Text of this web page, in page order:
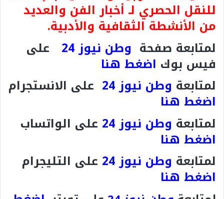
للنقل الحصري لـ أخبار الفن والعديد
من الأنشطة الثقافية والأدبية.
لمتابعة صفحة وطن نيوز 24 على
فيس بوك اضغط هنا
لمتابعة وطن نيوز 24 على الانستجرام
اضغط هنا
لمتابعة وطن نيوز 24 على الواتساب
اضغط هنا
لمتابعة وطن نيوز 24 على التليجرام
اضغط هنا